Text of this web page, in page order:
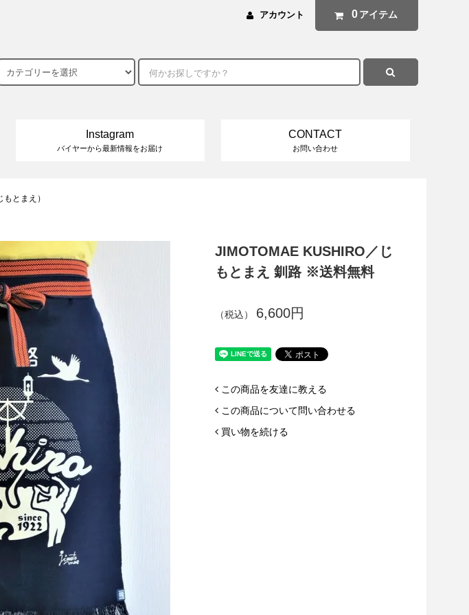
アカウント 0 アイテム
Instagram
バイヤーから最新情報をお届け
CONTACT
お問い合わせ
とまえ）
JIMOTOMAE KUSHIRO／じ
もとまえ 釧路 ※送料無料
（税込） 6,600円
この商品を友達に教える
この商品について問い合わせる
買い物を続ける